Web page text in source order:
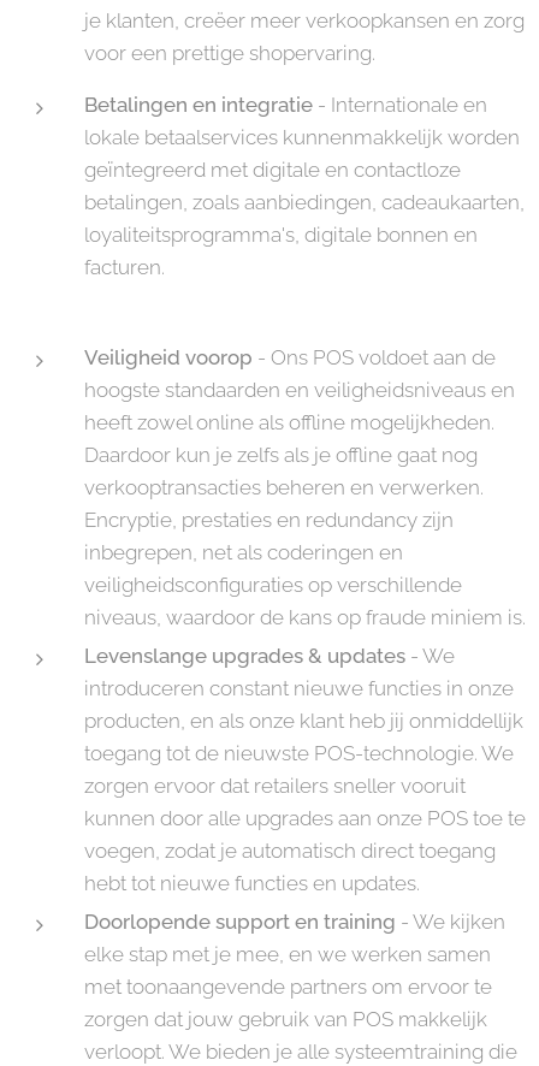
je klanten, creëer meer verkoopkansen en zorg
voor een prettige shopervaring.
Betalingen en integratie - Internationale en
lokale betaalservices kunnenmakkelijk worden
geïntegreerd met digitale en contactloze
betalingen, zoals aanbiedingen, cadeaukaarten,
loyaliteitsprogramma's, digitale bonnen en
facturen.
Veiligheid voorop - Ons POS voldoet aan de
hoogste standaarden en veiligheidsniveaus en
heeft zowel online als offline mogelijkheden.
Daardoor kun je zelfs als je offline gaat nog
verkooptransacties beheren en verwerken.
Encryptie, prestaties en redundancy zijn
inbegrepen, net als coderingen en
veiligheidsconfiguraties op verschillende
niveaus, waardoor de kans op fraude miniem is.
Levenslange upgrades & updates - We
introduceren constant nieuwe functies in onze
producten, en als onze klant heb jij onmiddellijk
toegang tot de nieuwste POS-technologie. We
zorgen ervoor dat retailers sneller vooruit
kunnen door alle upgrades aan onze POS toe te
voegen, zodat je automatisch direct toegang
hebt tot nieuwe functies en updates.
Doorlopende support en training - We kijken
elke stap met je mee, en we werken samen
met toonaangevende partners om ervoor te
zorgen dat jouw gebruik van POS makkelijk
verloopt. We bieden je alle systeemtraining die